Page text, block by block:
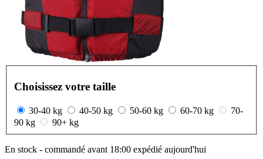
Choisissez votre taille
30-40 kg 40-50 kg 50-60 kg 60-70 kg
70-
90 kg
90+ kg
En stock - commandé avant 18:00 expédié aujourd'hui